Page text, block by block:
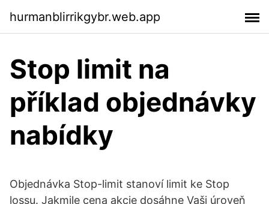
hurmanblirrikgybr.web.app
Stop limit na
příklad objednávky
nabídky
Objednávka Stop-limit stanoví limit ke Stop
lossu. Jakmile cena akcie dosáhne Vaši úroveň